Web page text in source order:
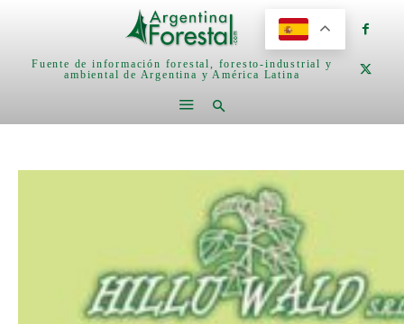
Fuente de información forestal, foresto-industrial y
ambiental de Argentina y América Latina